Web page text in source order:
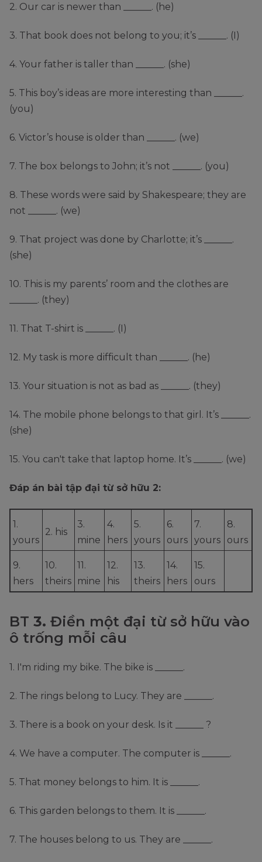
2. Our car is newer than ______. (he)
3. That book does not belong to you; it’s ______. (I)
4. Your father is taller than ______. (she)
5. This boy’s ideas are more interesting than ______.
(you)
6. Victor’s house is older than ______. (we)
7. The box belongs to John; it’s not ______. (you)
8. These words were said by Shakespeare; they are
not ______. (we)
9. That project was done by Charlotte; it’s ______.
(she)
10. This is my parents’ room and the clothes are
______. (they)
11. That T-shirt is ______. (I)
12. My task is more difficult than ______. (he)
13. Your situation is not as bad as ______. (they)
14. The mobile phone belongs to that girl. It’s ______.
(she)
15. You can't take that laptop home. It’s ______. (we)
Đáp án bài tập đại từ sở hữu 2:
1.
yours
2. his
3.
mine
4.
hers
5.
yours
6.
ours
7.
yours
8.
ours
9.
hers
10.
theirs
11.
mine
12.
his
13.
theirs
14.
hers
15.
ours
BT 3. Điền một đại từ sở hữu vào
ô trống mỗi câu
1. I'm riding my bike. The bike is ______.
2. The rings belong to Lucy. They are ______.
3. There is a book on your desk. Is it ______ ?
4. We have a computer. The computer is ______.
5. That money belongs to him. It is ______.
6. This garden belongs to them. It is ______.
7. The houses belong to us. They are ______.